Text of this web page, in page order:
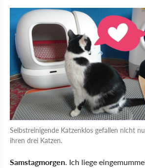
Selbstreinigende Katzenklos gefallen nicht
ihren drei Katzen.
Samstagmorgen. Ich liege